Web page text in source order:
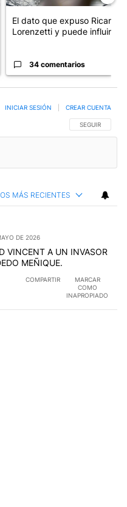
El dato que expuso Ricardo
Lorenzetti y puede influir e...
34 comentarios
SIGA ESTA
SEGUIR
INICIAR SESIÓN CREAR CUENTA
MÁS RECIENTES
DE 2026
VINCENT A UN INVASOR
MEÑIQUE.
COMPARTIR
MARCAR
COMO
INAPROPIADO